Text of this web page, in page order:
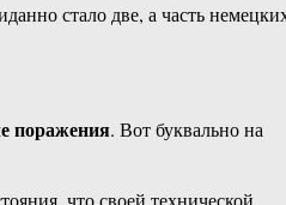
стало две, а часть
поражения. Вот буквально на